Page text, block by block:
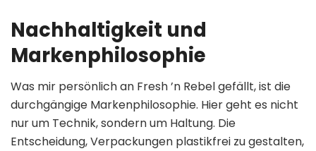
Nachhaltigkeit und
Markenphilosophie
Was mir persönlich an Fresh ’n Rebel gefällt, ist die
durchgängige Markenphilosophie. Hier geht es nicht
nur um Technik, sondern um Haltung. Die
Entscheidung, Verpackungen plastikfrei zu gestalten,